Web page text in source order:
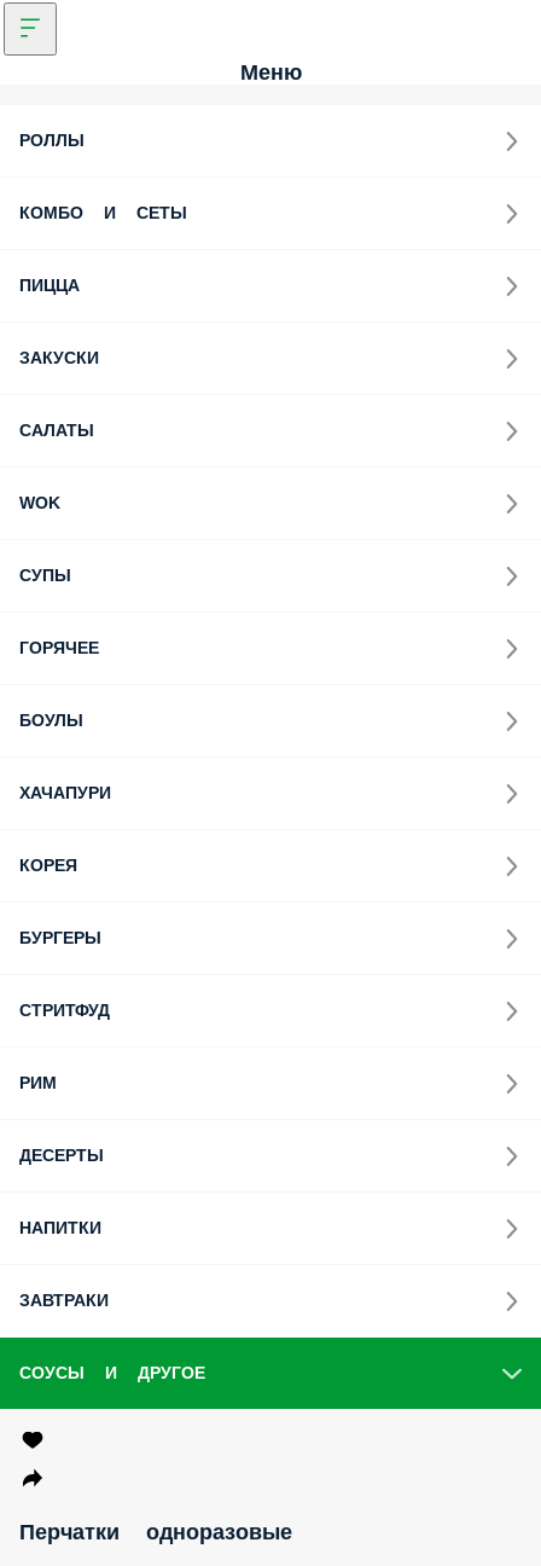
Меню
РОЛЛЫ
КОМБО И СЕТЫ
ПИЦЦА
ЗАКУСКИ
САЛАТЫ
WOK
СУПЫ
ГОРЯЧЕЕ
БОУЛЫ
ХАЧАПУРИ
КОРЕЯ
БУРГЕРЫ
СТРИТФУД
РИМ
ДЕСЕРТЫ
НАПИТКИ
ЗАВТРАКИ
СОУСЫ И ДРУГОЕ
Перчатки одноразовые